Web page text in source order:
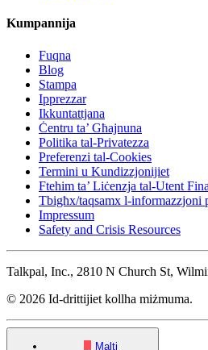
Kumpannija
Fuqna
Blog
Stampa
Ipprezzar
Ikkuntattjana
Ċentru ta’ Għajnuna
Politika tal-Privatezza
Preferenzi tal-Cookies
Termini u Kundizzjonijiet
Ftehim ta’ Liċenzja tal-Utent
Tbigħx/taqsamx l-informazzjoni
Impressum
Safety and Crisis Resources
Talkpal, Inc., 2810 N Church St,
© 2026 Id-drittijiet kollha miżmuma.
Malti